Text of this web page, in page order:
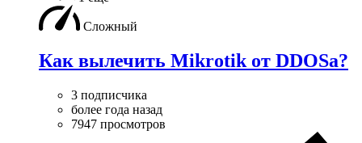
Сложный
Как вылечить Mikrotik от DDOSa?
3 подписчика
более года назад
7947 просмотров